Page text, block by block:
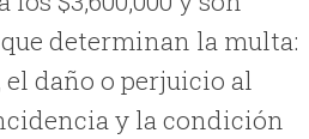
determinan la multa:
daño o perjuicio al
y la condición